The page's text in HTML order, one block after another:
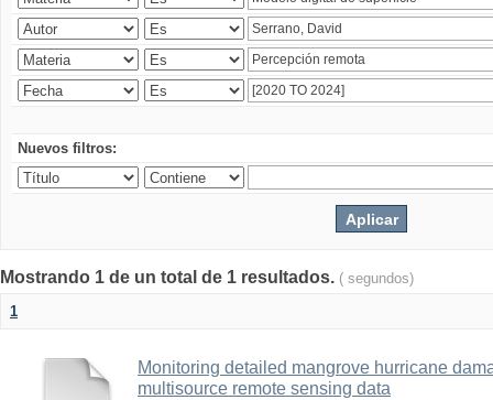
Nuevos filtros:
Mostrando 1 de un total de 1 resultados. ( segundos)
1
Monitoring detailed mangrove hurricane
multisource remote sensing data